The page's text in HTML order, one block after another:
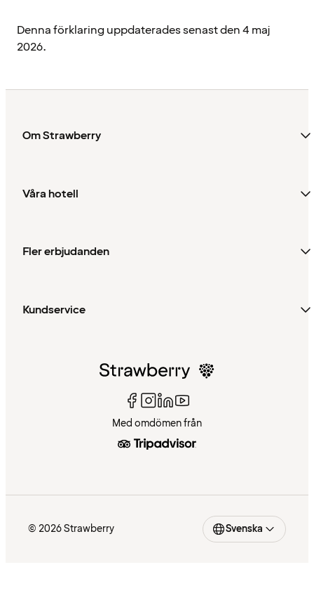
Denna förklaring uppdaterades senast den 4 maj
2026.
Om Strawberry
Våra hotell
Fler erbjudanden
Kundservice
Med omdömen från
© 2026 Strawberry Svenska